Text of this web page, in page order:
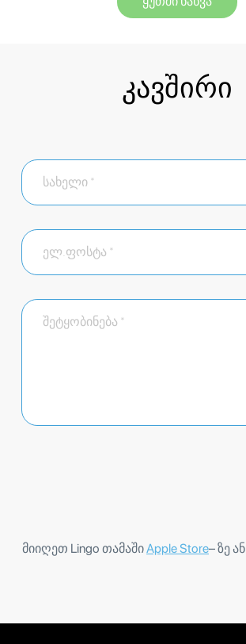
კავშირი
მიიღეთ Lingo თამაშიApple Store– ზე ან